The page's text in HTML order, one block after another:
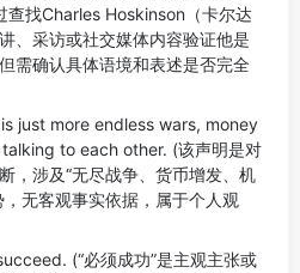
找Charles Hoskinson（卡尔达
、采访或社交媒体内容验证他是
需确认具体语境和表述是否完全
just more endless wars, money
to each other. (该声明是对
，涉及“无尽战争、货币增发、机
无客观事实依据，属于个人观
(“必须成功”是主观主张或